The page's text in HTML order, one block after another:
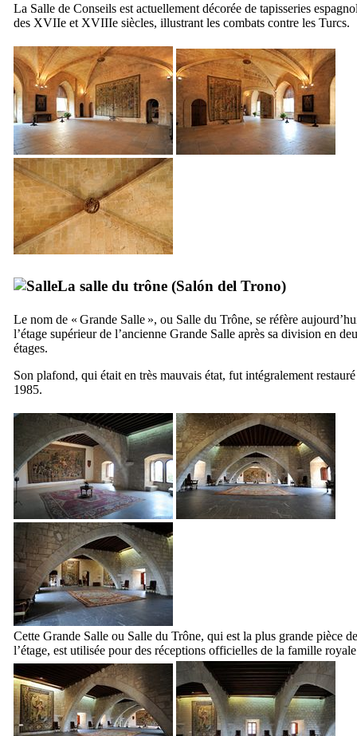
La Salle de Conseils est actuellement décorée de tapisseries
des XVIIe et XVIIIe siècles, illustrant les combats contre les Turcs.
La salle du trône (Salón del Trono)
Le nom de « Grande Salle », ou Salle du Trône, se réfère
l’étage supérieur de l’ancienne Grande Salle après sa division en
étages.
Son plafond, qui était en très mauvais état, fut intégralement
1985.
Cette Grande Salle ou Salle du Trône, qui est la plus grande pièce de
l’étage, est utilisée pour des réceptions officielles de la famille